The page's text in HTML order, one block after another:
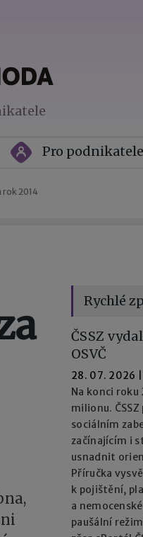
Pro podnikatele
rok 2014
Rychlé
ČSSZ
OSVČ
28. 07. 2026
Na konci roku
milionu.
sociálním
začínajícím i
usnadnit
Příručka
k pojištění,
a
paušální